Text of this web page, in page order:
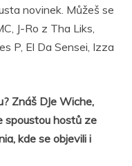
novinek. Můžeš se
J-Ro z Tha Liks,
P, El Da Sensei, Izza
Znáš DJe Wiche,
spoustou hostů ze
kde se objevili i